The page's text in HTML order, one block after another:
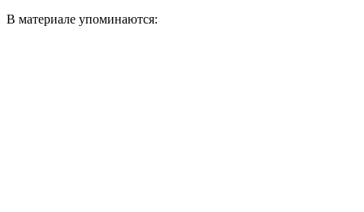
В материале упоминаются: